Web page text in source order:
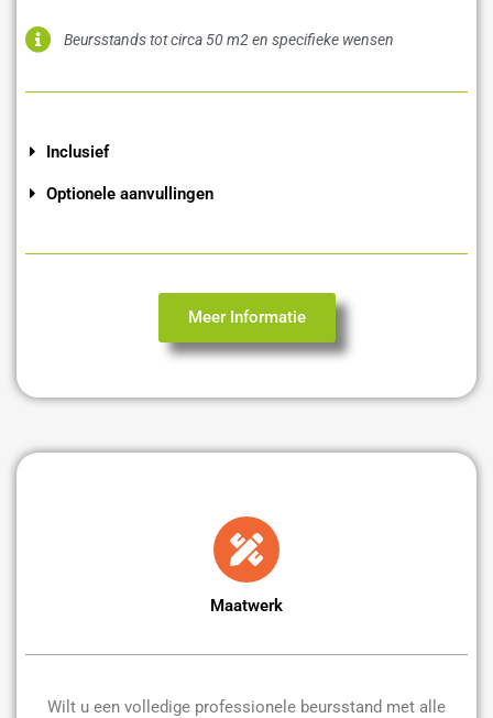
Beursstands tot circa 50 m2 en specifieke wensen
Inclusief
Optionele aanvullingen
Meer Informatie
Maatwerk
Wilt u een volledige professionele beursstand met alle